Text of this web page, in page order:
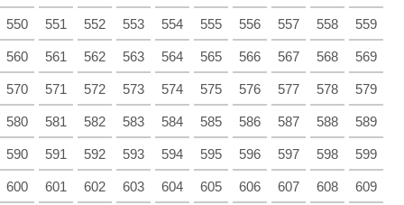
550 551 552 553 554 555 556 557 558 559
560 561 562 563 564 565 566 567 568 569
570 571 572 573 574 575 576 577 578 579
580 581 582 583 584 585 586 587 588 589
590 591 592 593 594 595 596 597 598 599
600 601 602 603 604 605 606 607 608 609